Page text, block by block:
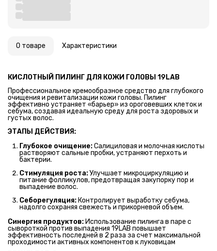
О товаре Характеристики
КИСЛОТНЫЙ ПИЛИНГ ДЛЯ КОЖИ ГОЛОВЫ 19LAB
Профессиональное кремообразное средство для глубокого
очищения и ревитализации кожи головы. Пилинг
эффективно устраняет «барьер» из ороговевших клеток и
себума, создавая идеальную среду для роста здоровых и
густых волос.
ЭТАПЫ ДЕЙСТВИЯ:
Глубокое очищение:Салициловая и молочная кислоты
растворяют сальные пробки, устраняют перхоть и
бактерии.
Стимуляция роста:Улучшает микроциркуляцию и
питание фолликулов, предотвращая закупорку пор и
выпадение волос.
Себорегуляция:Контролирует выработку себума,
надолго сохраняя свежесть и прикорневой объем.
Синергия продуктов:Использование пилинга в паре с
сывороткой против выпадения 19LAB повышает
эффективность последней в 2 раза за счет максимальной
проходимости активных компонентов к луковицам